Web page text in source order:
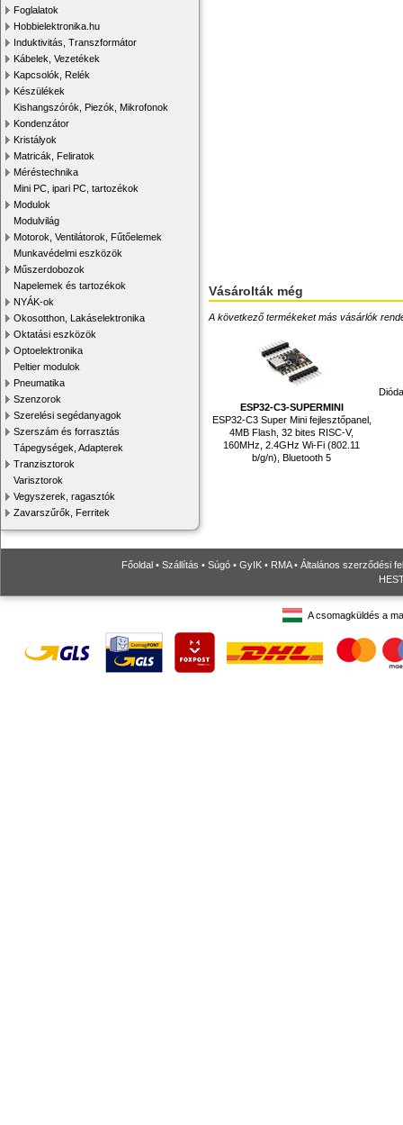
Foglalatok
Hobbielektronika.hu
Induktivitás, Transzformátor
Kábelek, Vezetékek
Kapcsolók, Relék
Készülékek
Kishangszórók, Piezók, Mikrofonok
Kondenzátor
Kristályok
Matricák, Feliratok
Méréstechnika
Mini PC, ipari PC, tartozékok
Modulok
Modulvilág
Motorok, Ventilátorok, Fűtőelemek
Munkavédelmi eszközök
Műszerdobozok
Napelemek és tartozékok
NYÁK-ok
Okosotthon, Lakáselektronika
Oktatási eszközök
Optoelektronika
Peltier modulok
Pneumatika
Szenzorok
Szerelési segédanyagok
Szerszám és forrasztás
Tápegységek, Adapterek
Tranzisztorok
Varisztorok
Vegyszerek, ragasztók
Zavarszűrők, Ferritek
Vásárolták még
A következő termékeket más vásárlók
ESP32-C3-SUPERMINI
ESP32-C3 Super Mini fejlesztőpanel,
4MB Flash, 32 bites RISC-V,
160MHz, 2.4GHz Wi-Fi (802.11
b/g/n), Bluetooth 5
Főoldal • Szállítás • Súgó • GyIK • RMA• Általános szerződési
A csomagküldés a